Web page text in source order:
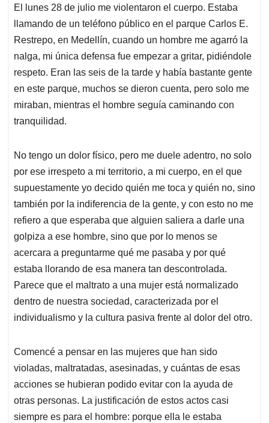
s
A
p
p
b
o
o
k
e
d
I
n
l
a
d
s
El lunes 28 de julio me violentaron el cuerpo. Estaba
llamando de un teléfono público en el parque Carlos E.
Restrepo, en Medellín, cuando un hombre me agarró la
nalga, mi única defensa fue empezar a gritar, pidiéndole
respeto. Eran las seis de la tarde y había bastante gente
en este parque, muchos se dieron cuenta, pero solo me
miraban, mientras el hombre seguía caminando con
tranquilidad.
No tengo un dolor físico, pero me duele adentro, no solo
por ese irrespeto a mi territorio, a mi cuerpo, en el que
supuestamente yo decido quién me toca y quién no, sino
también por la indiferencia de la gente, y con esto no me
refiero a que esperaba que alguien saliera a darle una
golpiza a ese hombre, sino que por lo menos se
acercara a preguntarme qué me pasaba y por qué
estaba llorando de esa manera tan descontrolada.
Parece que el maltrato a una mujer está normalizado
dentro de nuestra sociedad, caracterizada por el
individualismo y la cultura pasiva frente al dolor del otro.
Comencé a pensar en las mujeres que han sido
violadas, maltratadas, asesinadas, y cuántas de esas
acciones se hubieran podido evitar con la ayuda de
otras personas. La justificación de estos actos casi
siempre es para el hombre: porque ella le estaba